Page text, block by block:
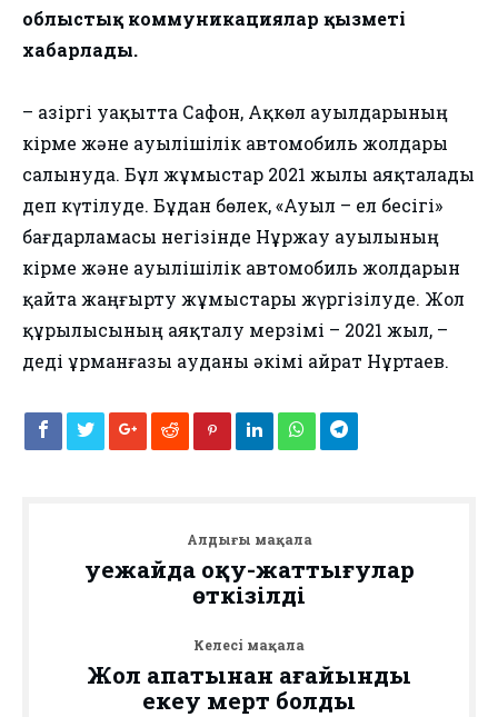
облыстық коммуникациялар қызметі
хабарлады.
– Қазіргі уақытта Сафон, Ақкөл ауылдарының
кірме және ауылішілік автомобиль жолдары
салынуда. Бұл жұмыстар 2021 жылы аяқталады
деп күтілуде. Бұдан бөлек, «Ауыл – ел бесігі»
бағдарламасы негізінде Нұржау ауылының
кірме және ауылішілік автомобиль жолдарын
қайта жаңғырту жұмыстары жүргізілуде. Жол
құрылысының аяқталу мерзімі – 2021 жыл, –
деді Құрманғазы ауданы әкімі Қайрат Нұртаев.
Алдыңғы мақала
Әуежайда оқу-жаттығулар
өткізілді
Келесі мақала
Жол апатынан ағайынды
екеу мерт болды